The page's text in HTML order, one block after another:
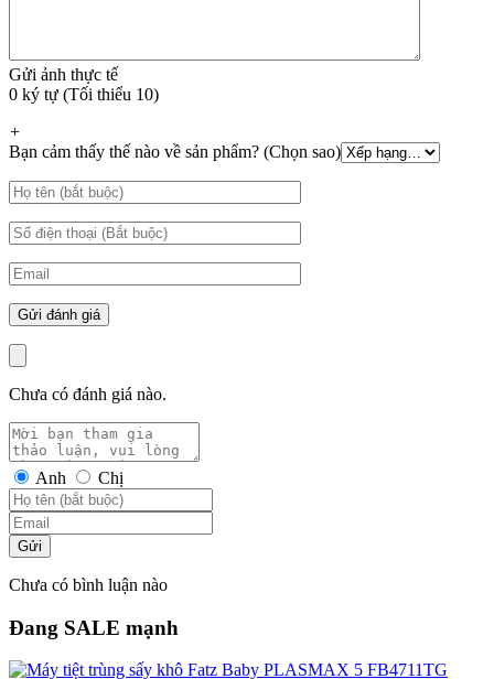
Gửi ảnh thực tế
0 ký tự (Tối thiểu 10)
+
Bạn cảm thấy thế nào về sản phẩm? (Chọn sao)
Chưa có đánh giá nào.
Anh Chị
Gửi
Chưa có bình luận nào
Đang SALE mạnh